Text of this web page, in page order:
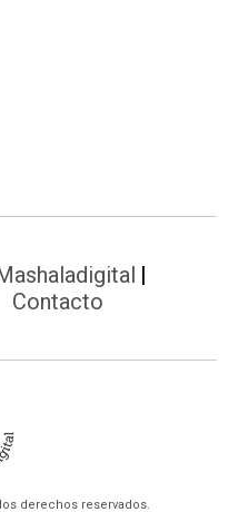
Contacto
derechos reservados.